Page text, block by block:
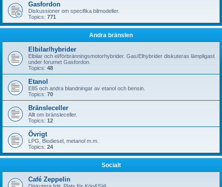
Gasfordon
Diskussioner om specifika bilmodeller.
Topics: 771
Andra bränslen
Elbilar/hybrider
Elbilar och el/förbränningsmotorhybrider. Gas/Elhybrider diskuteras lämpligast
under forumet Gasfordon.
Topics: 48
Etanol
E85 och andra blandningar av etanol och bensin.
Topics: 70
Bränsleceller
Allt om bränsleceller.
Topics: 12
Övrigt
LPG, Biodiesel, metanol m.m.
Topics: 24
Socialt
Café Zeppelin